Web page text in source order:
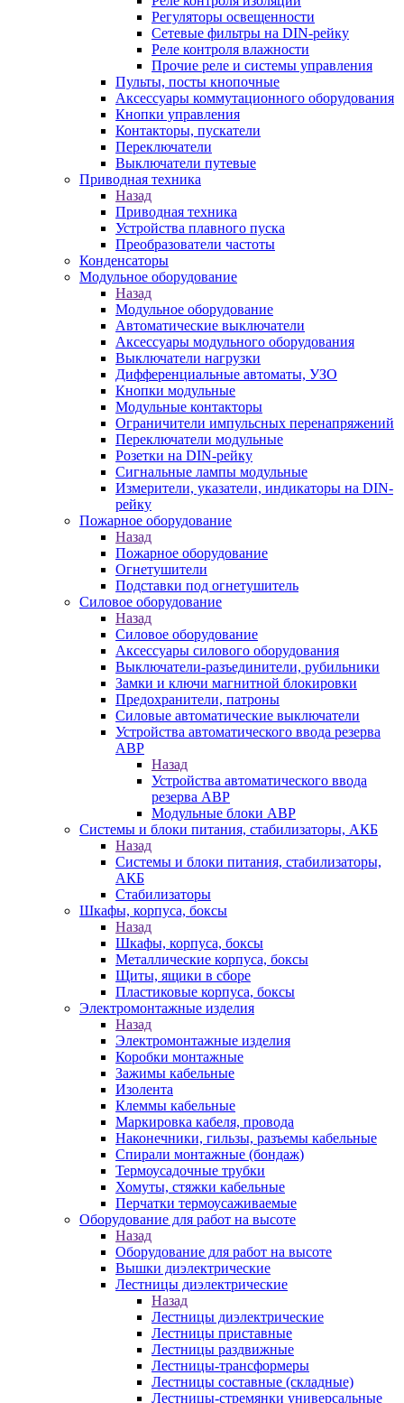
Регуляторы освещенности
Сетевые фильтры на DIN-рейку
Реле контроля влажности
Прочие реле и системы управления
Пульты, посты кнопочные
Аксессуары коммутационного оборудования
Кнопки управления
Контакторы, пускатели
Переключатели
Выключатели путевые
Приводная техника
Назад
Приводная техника
Устройства плавного пуска
Преобразователи частоты
Конденсаторы
Модульное оборудование
Назад
Модульное оборудование
Автоматические выключатели
Аксессуары модульного оборудования
Выключатели нагрузки
Дифференциальные автоматы, УЗО
Кнопки модульные
Модульные контакторы
Ограничители импульсных перенапряжений
Переключатели модульные
Розетки на DIN-рейку
Сигнальные лампы модульные
Измерители, указатели, индикаторы на DIN-
рейку
Пожарное оборудование
Назад
Пожарное оборудование
Огнетушители
Подставки под огнетушитель
Силовое оборудование
Назад
Силовое оборудование
Аксессуары силового оборудования
Выключатели-разъединители, рубильники
Замки и ключи магнитной блокировки
Предохранители, патроны
Силовые автоматические выключатели
Устройства автоматического ввода резерва
АВР
Назад
Устройства автоматического ввода
резерва АВР
Модульные блоки АВР
Системы и блоки питания, стабилизаторы, АКБ
Назад
Системы и блоки питания, стабилизаторы,
АКБ
Стабилизаторы
Шкафы, корпуса, боксы
Назад
Шкафы, корпуса, боксы
Металлические корпуса, боксы
Щиты, ящики в сборе
Пластиковые корпуса, боксы
Электромонтажные изделия
Назад
Электромонтажные изделия
Коробки монтажные
Зажимы кабельные
Изолента
Клеммы кабельные
Маркировка кабеля, провода
Наконечники, гильзы, разъемы кабельные
Спирали монтажные (бондаж)
Термоусадочные трубки
Хомуты, стяжки кабельные
Перчатки термоусаживаемые
Оборудование для работ на высоте
Назад
Оборудование для работ на высоте
Вышки диэлектрические
Лестницы диэлектрические
Назад
Лестницы диэлектрические
Лестницы приставные
Лестницы раздвижные
Лестницы-трансформеры
Лестницы составные (складные)
Лестницы-стремянки универсальные